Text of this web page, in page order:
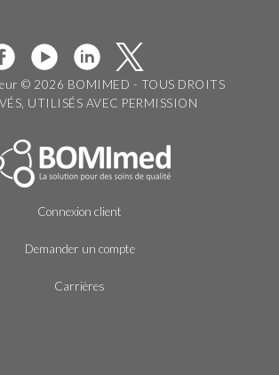
© 2026 BOMIMED - TOUS DROITS
UTILISÉS AVEC PERMISSION
Connexion client
Demander un compte
Carrières